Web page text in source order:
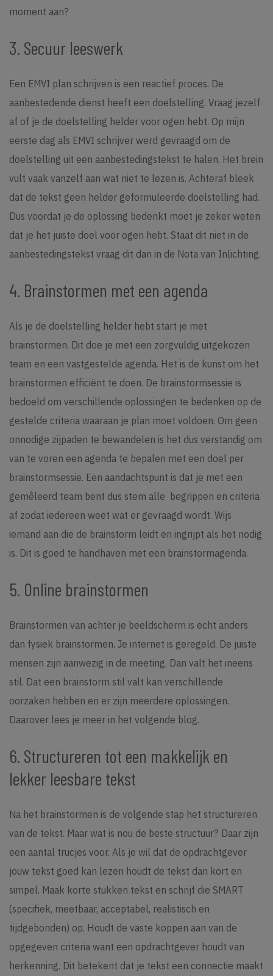
moment aan?
3. Secuur leeswerk
Een EMVI plan schrijven is een reactief proces. De
aanbestedende dienst heeft een doelstelling. Vraag jezelf
af of je de doelstelling helder voor ogen hebt. Op mijn
eerste dag als EMVI schrijver werd gevraagd om de
doelstelling uit een aanbestedingstekst te halen. Het brein
vult vaak vanzelf aan wat niet te lezen is. Achteraf bleek
dat de tekst geen helder geformuleerde doelstelling had.
Dus voordat je de oplossing bedenkt moet je zeker weten
dat je het juiste doel voor ogen hebt. Staat dit niet in de
aanbestedingstekst vraag dit dan in de Nota van Inlichting.
4. Brainstormen met een agenda
Als je de doelstelling helder hebt start je met
brainstormen. Dit doe je met een zorgvuldig uitgekozen
team en een vastgestelde agenda. Het is de kunst om het
brainstormen efficiënt te doen. De brainstormsessie is
bedoeld om verschillende oplossingen te bedenken op de
gestelde criteria waaraan je plan moet voldoen. Om geen
onnodige zijpaden te bewandelen is het dus verstandig om
van te voren een agenda te bepalen met een doel per
brainstormsessie. Een aandachtspunt is dat je met een
gemêleerd team bent dus stem alle begrippen en criteria
af zodat iedereen weet wat er gevraagd wordt. Wijs
iemand aan die de brainstorm leidt en ingrijpt als het nodig
is. Dit is goed te handhaven met een brainstormagenda.
5. Online brainstormen
Brainstormen van achter je beeldscherm is echt anders
dan fysiek brainstormen. Je internet is geregeld. De juiste
mensen zijn aanwezig in de meeting. Dan valt het ineens
stil. Dat een brainstorm stil valt kan verschillende
oorzaken hebben en er zijn meerdere oplossingen.
Daarover lees je meer in het volgende blog.
6. Structureren tot een makkelijk en
lekker leesbare tekst
Na het brainstormen is de volgende stap het structureren
van de tekst. Maar wat is nou de beste structuur? Daar zijn
een aantal trucjes voor. Als je wil dat de opdrachtgever
jouw tekst goed kan lezen houdt de tekst dan kort en
simpel. Maak korte stukken tekst en schrijf die SMART
(specifiek, meetbaar, acceptabel, realistisch en
tijdgebonden) op. Houdt de vaste koppen aan van de
opgegeven criteria want een opdrachtgever houdt van
herkenning. Dit betekent dat je tekst een connectie maakt